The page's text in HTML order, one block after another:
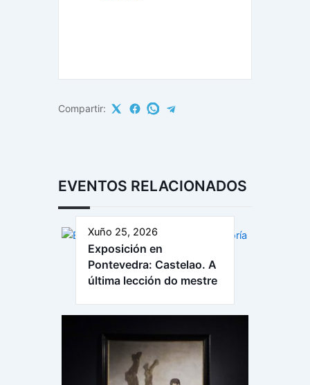
Compartir:
EVENTOS RELACIONADOS
Xuño 25, 2026
Exposición en
Pontevedra: Castelao. A
última lección do mestre